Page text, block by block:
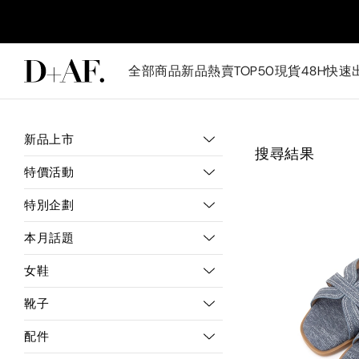
全部商品新品熱賣TOP50現貨48H快速
新品上市
特價活動
特別企劃
本月話題
女鞋
靴子
配件
搜尋結果